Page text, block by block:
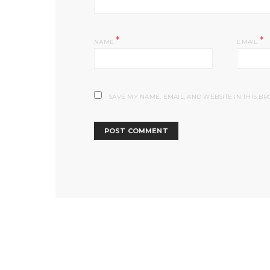
NAME* EMAIL *
SAVE MY NAME, EMAIL, AND WEBSITE IN THIS